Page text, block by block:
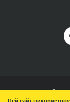
©
Цей сайт